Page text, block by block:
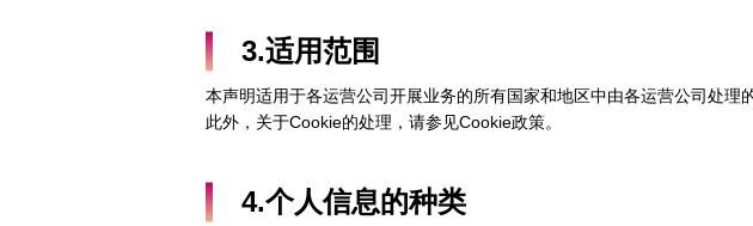
3.适用范围
本声明适用于各运营公司开展业务的所有国家和地区中由各运营公司处理
此外，关于Cookie的处理，请参见Cookie政策。
4.个人信息的种类